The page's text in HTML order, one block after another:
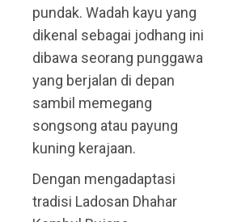
pundak. Wadah kayu yang
dikenal sebagai jodhang ini
dibawa seorang punggawa
yang berjalan di depan
sambil memegang
songsong atau payung
kuning kerajaan.
Dengan mengadaptasi
tradisi Ladosan Dhahar